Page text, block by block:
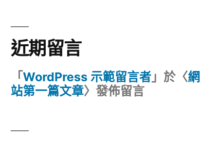
近期留言
「 WordPress 示範留言者 」於〈網
站第一篇文章〉發佈留言